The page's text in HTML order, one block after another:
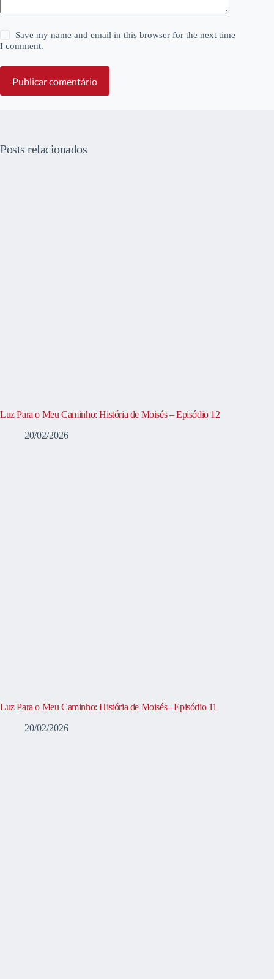
Save my name and email in this browser for the next time
I comment.
Publicar comentário
Posts relacionados
Luz Para o Meu Caminho: História de Moisés – Episódio 12
20/02/2026
Luz Para o Meu Caminho: História de Moisés– Episódio 11
20/02/2026